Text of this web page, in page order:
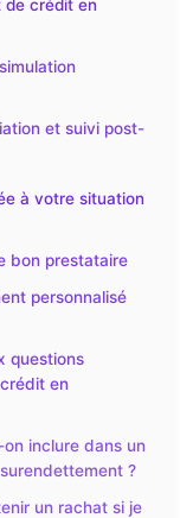
de crédit en
et suivi post-
à votre situation
bon prestataire
personnalisé
questions
en
inclure dans un
?
un rachat si je